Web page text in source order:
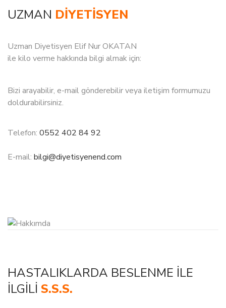
UZMAN DIYETISYEN
Uzman Diyetisyen Elif Nur OKATAN
ile kilo verme hakkında bilgi almak için:
Bizi arayabilir, e-mail gönderebilir veya iletişim formumuzu
doldurabilirsiniz.
Telefon: 0552 402 84 92
E-mail: bilgi@diyetisyenend.com
HASTALIKLARDA BESLENME ILE
İLGILI S.S.S.